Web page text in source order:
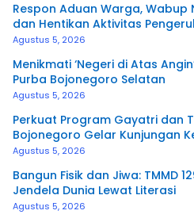
Respon Aduan Warga, Wabup
dan Hentikan Aktivitas
Agustus 5, 2026
Menikmati ‘Negeri di Atas
Purba Bojonegoro Selatan
Agustus 5, 2026
Perkuat Program Gayatri dan
Bojonegoro Gelar Kunjungan
Agustus 5, 2026
Bangun Fisik dan Jiwa: TMMD
Jendela Dunia Lewat Literasi
Agustus 5, 2026